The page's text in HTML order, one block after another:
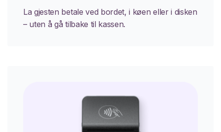
La gjesten betale ved bordet, i køen eller i disken
– uten å gå tilbake til kassen.